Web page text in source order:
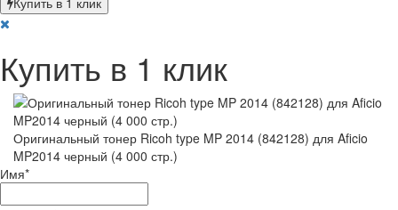
Купить в 1 клик
Оригинальный тонер Ricoh type MP 2014 (842128) для Aficio
MP2014 черный (4 000 стр.)
Имя*